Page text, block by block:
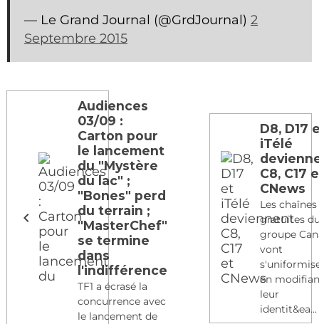
— Le Grand Journal (@GrdJournal) 2
Septembre 2015
Audiences
03/09 :
Carton pour
le lancement
du "Mystère
du lac" ;
"Bones" perd
du terrain ;
"MasterChef"
se termine
dans
l'indifférence
TF1 a écrasé la
concurrence avec
le lancement de
D8, D17
iTélé
C8, C17
CNews
Les chaînes
gratuites
groupe
vont
en
leur
identit&ea...